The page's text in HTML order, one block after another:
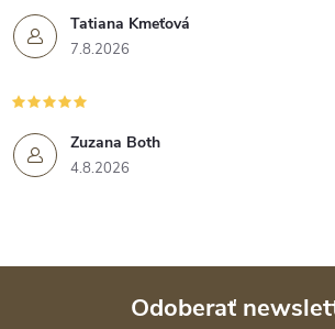
Tatiana Kmeťová
7.8.2026
Zuzana Both
4.8.2026
Odoberať